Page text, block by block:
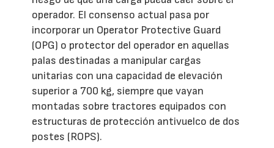
operador. El consenso actual pasa por
incorporar un Operator Protective Guard
(OPG) o protector del operador en aquellas
palas destinadas a manipular cargas
unitarias con una capacidad de elevación
superior a 700 kg, siempre que vayan
montadas sobre tractores equipados con
estructuras de protección antivuelco de dos
postes (ROPS).